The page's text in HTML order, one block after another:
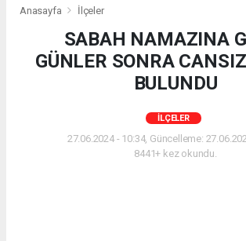
Anasayfa İlçeler
SABAH NAMAZINA
GÜNLER SONRA
BULUNDU
İLÇELER
27.06.2024 - 10:34, Güncelleme:
8441+ kez okundu.